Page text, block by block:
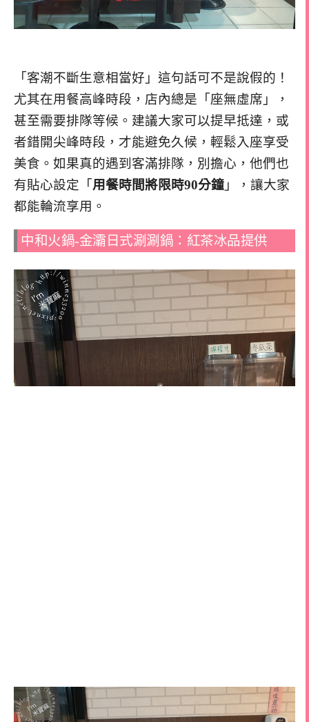
「客潮不斷生意相當好」這句話可不是說假的！
尤其在用餐高峰時段，店內總是「座無虛席」，
甚至需要排隊等候。建議大家可以提早抵達，或
者錯開尖峰時段，才能避免久候，輕鬆入座享受
美食。如果真的遇到客滿排隊，別擔心，他們也
有貼心設定「用餐時間將限時90分鐘 」，讓大家
都能輪流享用。
中和火鍋-金灞日式涮涮鍋：紅茶冰品提供